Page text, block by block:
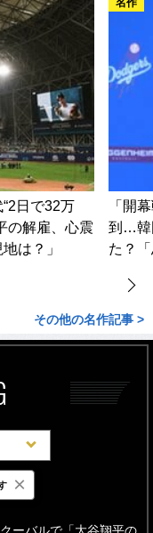
日で32万
の解雇、心震
は？」
「開
到…韓
た？
その他の名作記事 >
週間
×